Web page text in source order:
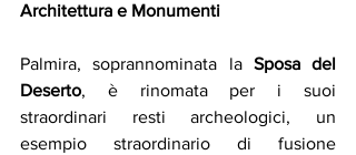
Architettura e Monumenti
Palmira, soprannominata la Sposa del
Deserto, è rinomata per i suoi
straordinari resti archeologici, un
esempio straordinario di fusione